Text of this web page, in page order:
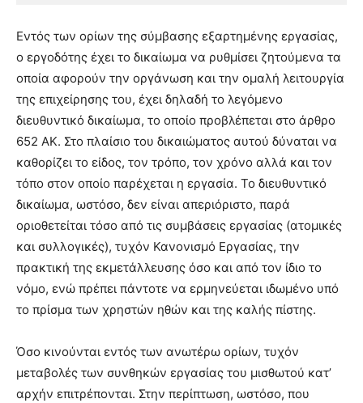
Εντός των ορίων της σύμβασης εξαρτημένης εργασίας,
ο εργοδότης έχει το δικαίωμα να ρυθμίσει ζητούμενα τα
οποία αφορούν την οργάνωση και την ομαλή λειτουργία
της επιχείρησης του, έχει δηλαδή το λεγόμενο
διευθυντικό δικαίωμα, το οποίο προβλέπεται στο άρθρο
652 ΑΚ. Στο πλαίσιο του δικαιώματος αυτού δύναται να
καθορίζει το είδος, τον τρόπο, τον χρόνο αλλά και τον
τόπο στον οποίο παρέχεται η εργασία. Το διευθυντικό
δικαίωμα, ωστόσο, δεν είναι απεριόριστο, παρά
οριοθετείται τόσο από τις συμβάσεις εργασίας (ατομικές
και συλλογικές), τυχόν Κανονισμό Εργασίας, την
πρακτική της εκμετάλλευσης όσο και από τον ίδιο το
νόμο, ενώ πρέπει πάντοτε να ερμηνεύεται ιδωμένο υπό
το πρίσμα των χρηστών ηθών και της καλής πίστης.
Όσο κινούνται εντός των ανωτέρω ορίων, τυχόν
μεταβολές των συνθηκών εργασίας του μισθωτού κατ’
αρχήν επιτρέπονται. Στην περίπτωση, ωστόσο, που